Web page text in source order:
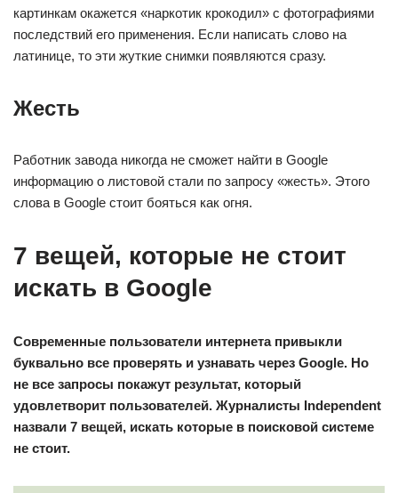
картинкам окажется «наркотик крокодил» с фотографиями
последствий его применения. Если написать слово на
латинице, то эти жуткие снимки появляются сразу.
Жесть
Работник завода никогда не сможет найти в Google
информацию о листовой стали по запросу «жесть». Этого
слова в Google стоит бояться как огня.
7 вещей, которые не стоит
искать в Google
Современные пользователи интернета привыкли
буквально все проверять и узнавать через Google. Но
не все запросы покажут результат, который
удовлетворит пользователей. Журналисты Independent
назвали 7 вещей, искать которые в поисковой системе
не стоит.